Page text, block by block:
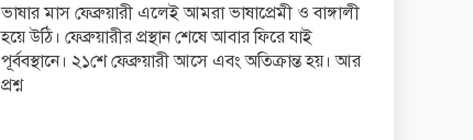
ভাষার মাস ফেব্রুয়ারী এলেই আমরা ভাষাপ্রেমী ও বাঙ্গালী
হয়ে উঠি। ফেব্রুয়ারীর প্রস্থান শেষে আবার ফিরে যাই
পূর্ববস্থানে। ২১শে ফেব্রুয়ারী আসে এবং অতিক্রান্ত হয়। আর
প্রশ্ন